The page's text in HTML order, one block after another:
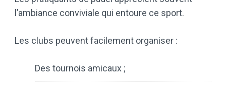
l’ambiance conviviale qui entoure ce sport.
Les clubs peuvent facilement organiser :
Des tournois amicaux ;